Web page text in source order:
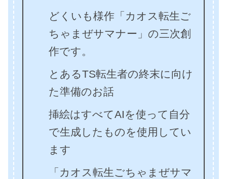
どくいも様作「カオス転生ご
ちゃまぜサマナー」の三次創
作です。
とあるTS転生者の終末に向け
た準備のお話
挿絵はすべてAIを使って自分
で生成したものを使用してい
ます
「カオス転生ごちゃまぜサマ